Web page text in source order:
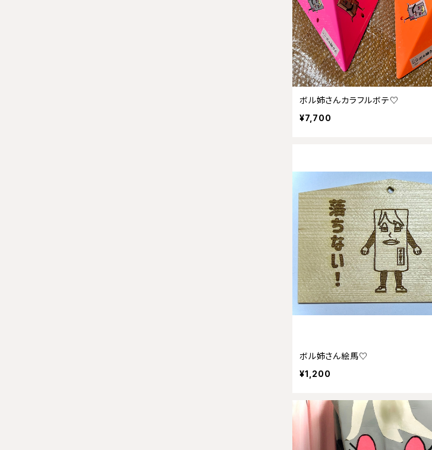
ボル姉さんカラフルボテ♡
¥7,700
ボル姉さん絵馬♡
¥1,200